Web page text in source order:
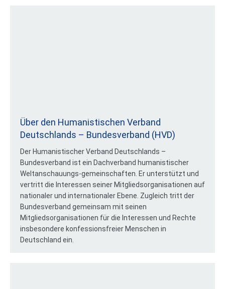
Über den Humanistischen Verband
Deutschlands – Bundesverband (HVD)
Der Humanistischer Verband Deutschlands –
Bundesverband ist ein Dachverband humanistischer
Weltanschauungs-gemeinschaften. Er unterstützt und
vertritt die Interessen seiner Mitgliedsorganisationen auf
nationaler und internationaler Ebene. Zugleich tritt der
Bundesverband gemeinsam mit seinen
Mitgliedsorganisationen für die Interessen und Rechte
insbesondere konfessionsfreier Menschen in
Deutschland ein.